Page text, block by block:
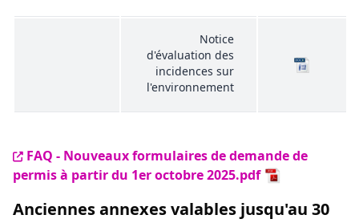
Notice
d'évaluation des
incidences sur
l'environnement
FAQ - Nouveaux formulaires de demande de
permis à partir du 1er octobre 2025.pdf
Anciennes annexes valables jusqu'au 30